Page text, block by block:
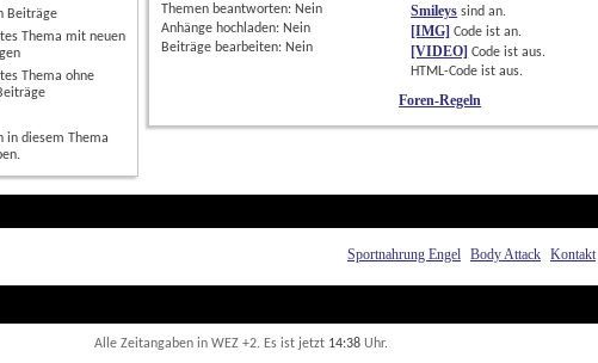
Beiträge
Thema mit neuen
Thema ohne
in diesem Thema
Themen beantworten: Nein
Anhänge hochladen: Nein
Beiträge bearbeiten: Nein
Smileys sindan.
[IMG] Code istan.
[VIDEO] Code istaus.
HTML-Code istaus.
Foren-Regeln
Sportnahrung Engel Body Attack Kontakt
Alle Zeitangaben in WEZ +2. Es ist jetzt 14:38 Uhr.